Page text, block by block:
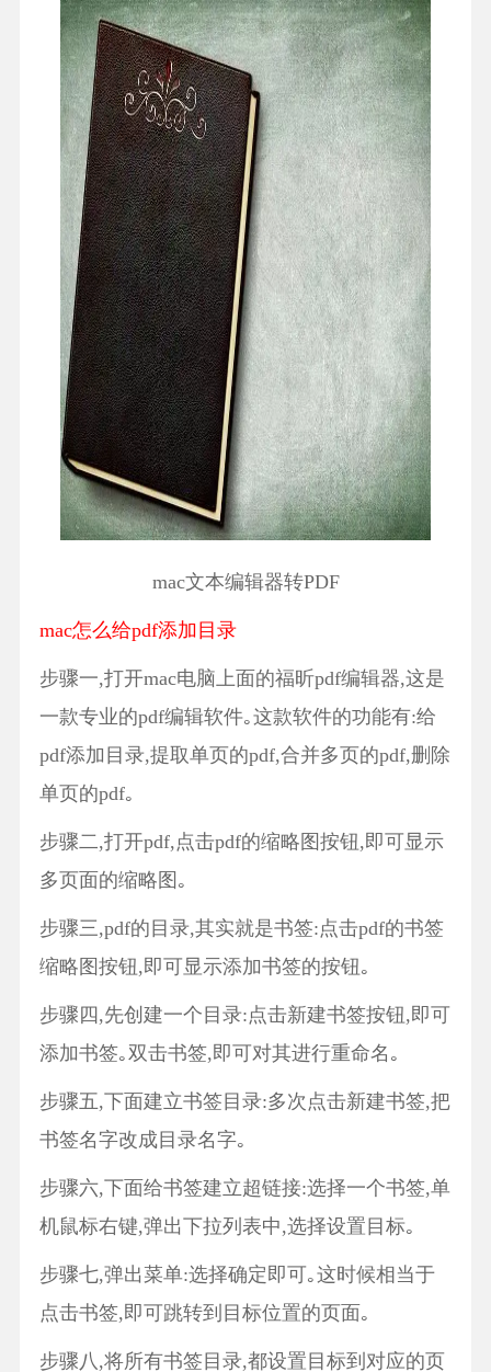
mac文本编辑器转PDF
mac怎么给pdf添加目录
步骤一,打开mac电脑上面的福昕pdf编辑器,这是
一款专业的pdf编辑软件｡这款软件的功能有:给
pdf添加目录,提取单页的pdf,合并多页的pdf,删除
单页的pdf｡
步骤二,打开pdf,点击pdf的缩略图按钮,即可显示
多页面的缩略图｡
步骤三,pdf的目录,其实就是书签:点击pdf的书签
缩略图按钮,即可显示添加书签的按钮｡
步骤四,先创建一个目录:点击新建书签按钮,即可
添加书签｡双击书签,即可对其进行重命名｡
步骤五,下面建立书签目录:多次点击新建书签,把
书签名字改成目录名字｡
步骤六,下面给书签建立超链接:选择一个书签,单
机鼠标右键,弹出下拉列表中,选择设置目标｡
步骤七,弹出菜单:选择确定即可｡这时候相当于
点击书签,即可跳转到目标位置的页面｡
步骤八,将所有书签目录,都设置目标到对应的页